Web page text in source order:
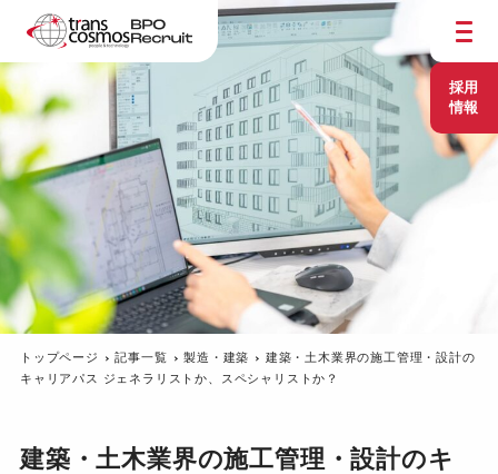
採用
情報
トップページ 記事一覧 製造・建築
建築・土木業界の施工管理・設計の
キャリアパス ジェネラリストか、スペシャリストか？
建築・土木業界の施工管理・設計のキ